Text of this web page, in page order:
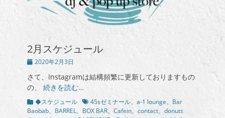
2月スケジュール
投
日
2020年2月3日
さて、Instagramは結構頻繁に更新しておりますもの
の、 続きを読む…
カ
テ
◆スケジュール タ
グ
45sゼミナール、 a-1 lounge、 Bar
Baobab、 BARREL、 BOX BAR、 Cafein、 contact、 donuts